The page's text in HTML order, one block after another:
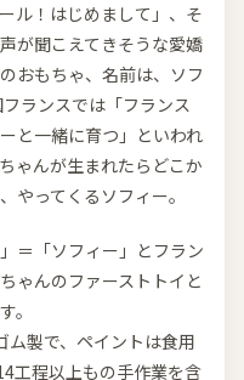
ール！はじめまして」、そ
が聞こえてきそうな愛嬌
おもちゃ、名前は、ソフ
ランスでは「フランス
と一緒に育つ」といわれ
ゃんが生まれたらどこか
やってくるソフィー。
」＝「ソフィー」とフラン
ゃんのファーストトイと
。
製で、ペイントは食用
工程以上もの手作業を含